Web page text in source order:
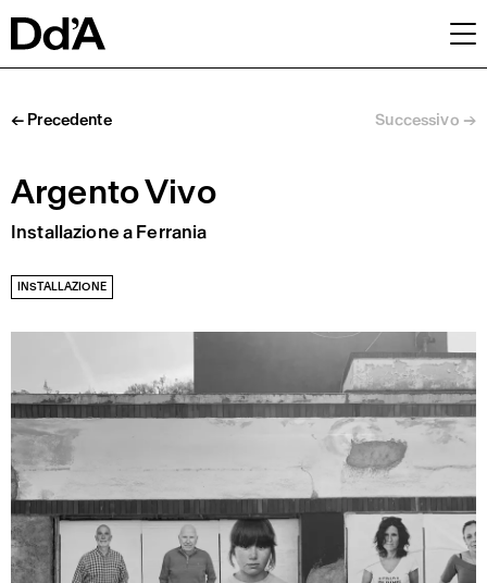
Cosa facciamo
Chi siamo
Archivio
← Precedente Successivo →
Argento Vivo
Installazione a Ferrania
INSTALLAZIONE